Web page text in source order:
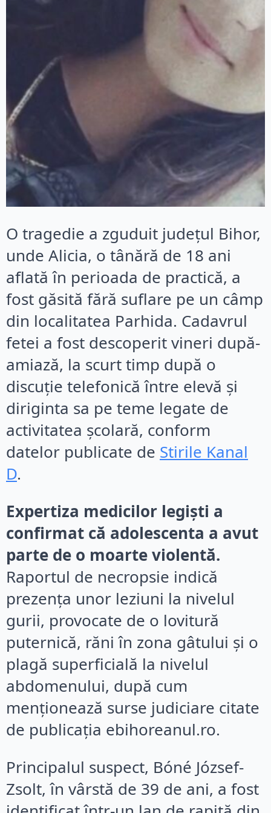
O tragedie a zguduit județul Bihor,
unde Alicia, o tânără de 18 ani
aflată în perioada de practică, a
fost găsită fără suflare pe un câmp
din localitatea Parhida. Cadavrul
fetei a fost descoperit vineri după-
amiază, la scurt timp după o
discuție telefonică între elevă și
diriginta sa pe teme legate de
activitatea școlară, conform
datelor publicate de Stirile Kanal
D.
Expertiza medicilor legiști a
confirmat că adolescenta a avut
parte de o moarte violentă.
Raportul de necropsie indică
prezența unor leziuni la nivelul
gurii, provocate de o lovitură
puternică, răni în zona gâtului și o
plagă superficială la nivelul
abdomenului, după cum
menționează surse judiciare citate
de publicația ebihoreanul.ro.
Principalul suspect, Bóné József-
Zsolt, în vârstă de 39 de ani, a fost